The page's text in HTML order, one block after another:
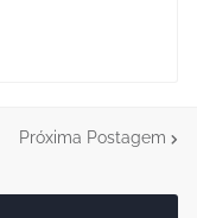
Próxima Postagem